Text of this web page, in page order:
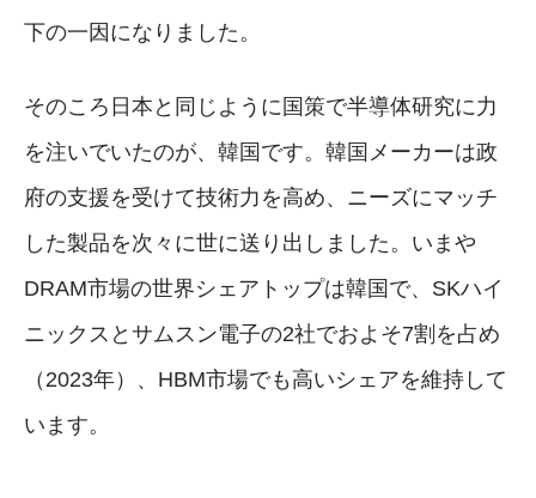
下の一因になりました。
そのころ日本と同じように国策で半導体研究に力
を注いでいたのが、韓国です。韓国メーカーは政
府の支援を受けて技術力を高め、ニーズにマッチ
した製品を次々に世に送り出しました。いまや
DRAM市場の世界シェアトップは韓国で、SKハイ
ニックスとサムスン電子の2社でおよそ7割を占め
（2023年）、HBM市場でも高いシェアを維持して
います。